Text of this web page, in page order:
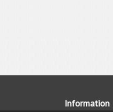
Information